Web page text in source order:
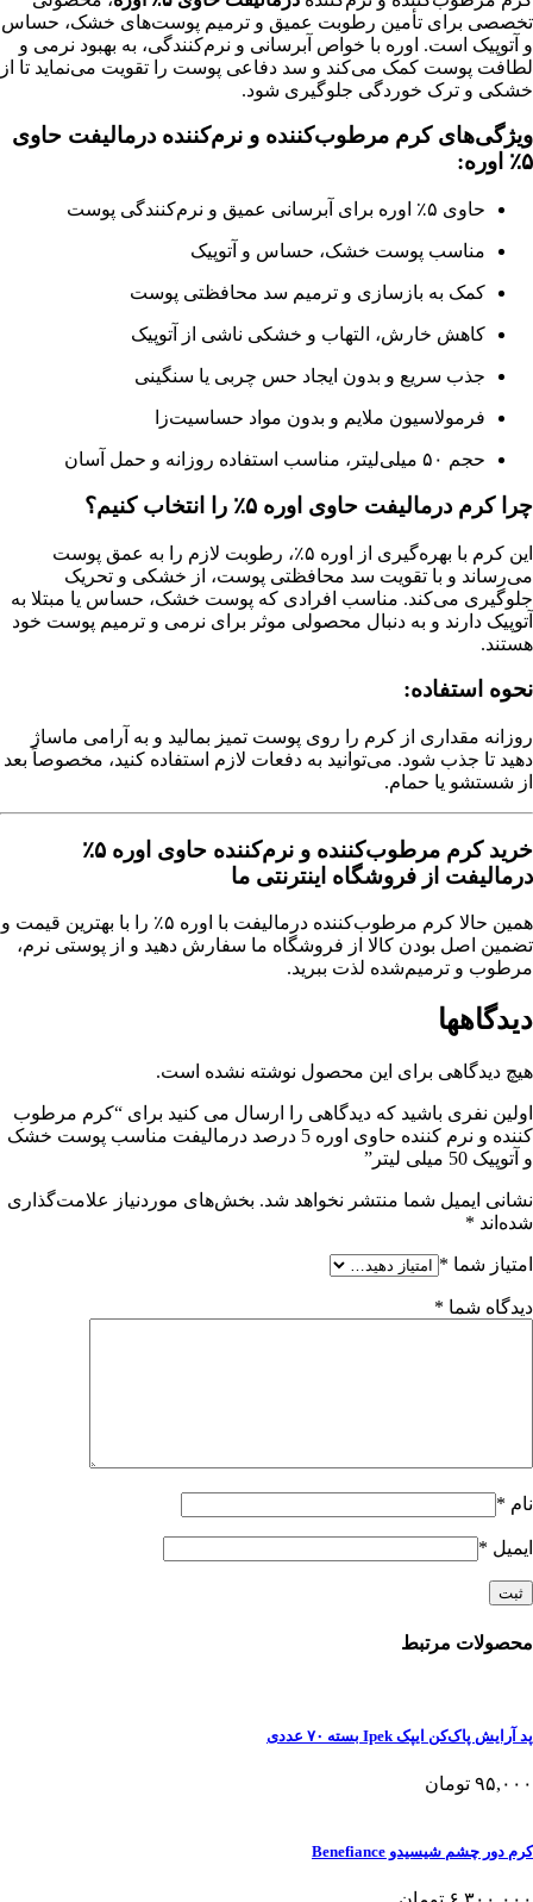
تخصصی برای تأمین رطوبت عمیق و ترمیم پوست‌های خشک، حساس
و آتوپیک است. اوره با خواص آبرسانی و نرم‌کنندگی، به بهبود نرمی و
لطافت پوست کمک می‌کند و سد دفاعی پوست را تقویت می‌نماید تا از
خشکی و ترک خوردگی جلوگیری شود.
ویژگی‌های کرم مرطوب‌کننده و نرم‌کننده درمالیفت حاوی
۵٪ اوره:
حاوی ۵٪ اوره برای آبرسانی عمیق و نرم‌کنندگی پوست
مناسب پوست خشک، حساس و آتوپیک
کمک به بازسازی و ترمیم سد محافظتی پوست
کاهش خارش، التهاب و خشکی ناشی از آتوپیک
جذب سریع و بدون ایجاد حس چربی یا سنگینی
فرمولاسیون ملایم و بدون مواد حساسیت‌زا
حجم ۵۰ میلی‌لیتر، مناسب استفاده روزانه و حمل آسان
چرا کرم درمالیفت حاوی اوره ۵٪ را انتخاب کنیم؟
این کرم با بهره‌گیری از اوره ۵٪، رطوبت لازم را به عمق پوست
می‌رساند و با تقویت سد محافظتی پوست، از خشکی و تحریک
جلوگیری می‌کند. مناسب افرادی که پوست خشک، حساس یا مبتلا به
آتوپیک دارند و به دنبال محصولی موثر برای نرمی و ترمیم پوست خود
هستند.
نحوه استفاده:
روزانه مقداری از کرم را روی پوست تمیز بمالید و به آرامی ماساژ
دهید تا جذب شود. می‌توانید به دفعات لازم استفاده کنید، مخصوصاً بعد
از شستشو یا حمام.
خرید کرم مرطوب‌کننده و نرم‌کننده حاوی اوره ۵٪
درمالیفت از فروشگاه اینترنتی ما
همین حالا کرم مرطوب‌کننده درمالیفت با اوره ۵٪ را با بهترین قیمت و
تضمین اصل بودن کالا از فروشگاه ما سفارش دهید و از پوستی نرم،
مرطوب و ترمیم‌شده لذت ببرید.
دیدگاهها
هیچ دیدگاهی برای این محصول نوشته نشده است.
اولین نفری باشید که دیدگاهی را ارسال می کنید برای “کرم مرطوب
کننده و نرم کننده حاوی اوره 5 درصد درمالیفت مناسب پوست خشک
و آتوپیک 50 میلی لیتر”
نشانی ایمیل شما منتشر نخواهد شد. بخش‌های موردنیاز علامت‌گذاری
شده‌اند *
امتیاز شما *
دیدگاه شما *
نام *
ایمیل *
محصولات مرتبط
پد آرایش پاک‌کن ایپک Ipek بسته ۷۰ عددی
۹۵,۰۰۰ تومان
کرم دور چشم شیسیدو Benefiance